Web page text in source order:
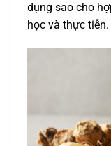
dụng sao cho
học và thực tiễn.